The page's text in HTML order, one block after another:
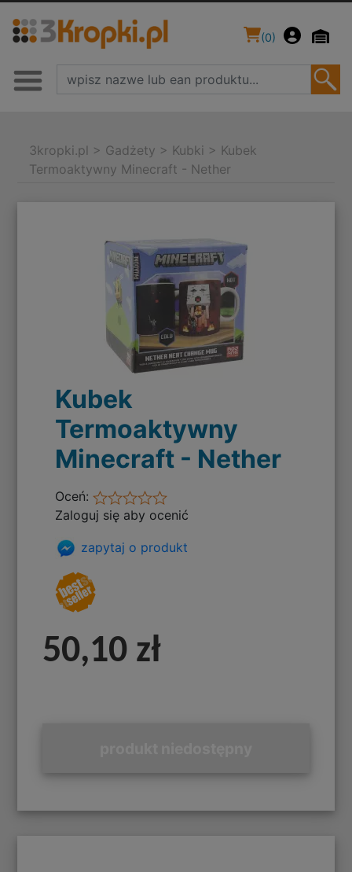
(0)
3kropki.pl > Gadżety > Kubki > Kubek
Termoaktywny Minecraft - Nether
Kubek
Termoaktywny
Minecraft - Nether
Oceń:
Zaloguj się aby ocenić
zapytaj o produkt
50,10 zł